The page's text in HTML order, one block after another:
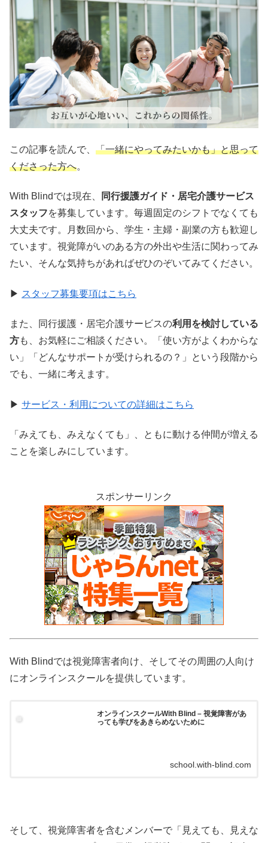
この記事を読んで、 「一緒にやってみたいかも」と思って
くださった方へ。
With Blindでは現在、
同行援護ガイド・居宅介護サービス
スタッフを募集しています。毎週固定のシフトでなくても
大丈夫です。月数回から、学生・主婦・副業の方も歓迎し
ています。視覚障がいのある方の外出や生活に関わってみ
たい、そんな気持ちがあればぜひのぞいてみてください。
▶ スタッフ募集要項はこちら
また、同行援護・居宅介護サービスの利用を検討している
方も、お気軽にご相談ください。「使い方がよくわからな
い」「どんなサポートが受けられるの？」という段階から
でも、一緒に考えます。
▶ サービス・利用についての詳細はこちら
「みえても、みえなくても」、ともに動ける仲間が増える
ことを楽しみにしています。
スポンサーリンク
With Blindでは視覚障害者向け、そしてその周囲の人向け
にオンラインスクールを提供しています。
オンラインスクールWith Blind – 視覚障害があ
っても学びをあきらめないために
school.with-blind.com
そして、視覚障害者を含むメンバーで「見えても、見えな